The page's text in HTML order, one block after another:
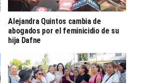
Alejandra Quintos cambia de
abogados por el feminicidio de su
hija Dafne